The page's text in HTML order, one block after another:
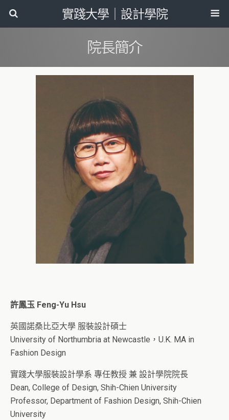
實踐大學｜設計學院
院長簡介
許鳳玉 Feng-Yu Hsu
英國諾桑比亞大學 服裝設計碩士
University of Northumbria at Newcastle，U.K. MA in
Fashion Design
實踐大學服裝設計學系 專任教授 兼 設計學院院長
Dean, College of Design, Shih-Chien University
Professor, Department of Fashion Design, Shih-Chien
University